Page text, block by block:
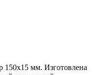
150х15 мм. Изготовлена